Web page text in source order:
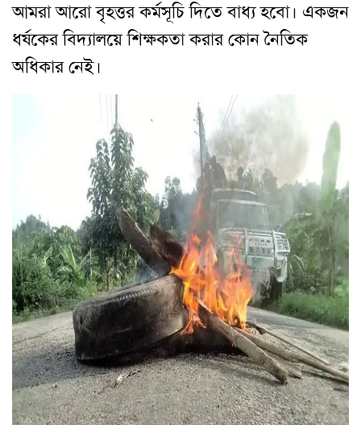
আমরা আরো বৃহত্তর কর্মসূচি দিতে বাধ্য হবো। একজন
ধর্ষকের বিদ্যালয়ে শিক্ষকতা করার কোন নৈতিক
অধিকার নেই।